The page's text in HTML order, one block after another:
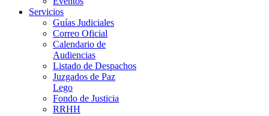
Servicios
Guías Judiciales
Correo Oficial
Calendario de
Audiencias
Listado de Despachos
Juzgados de Paz
Lego
Fondo de Justicia
RRHH